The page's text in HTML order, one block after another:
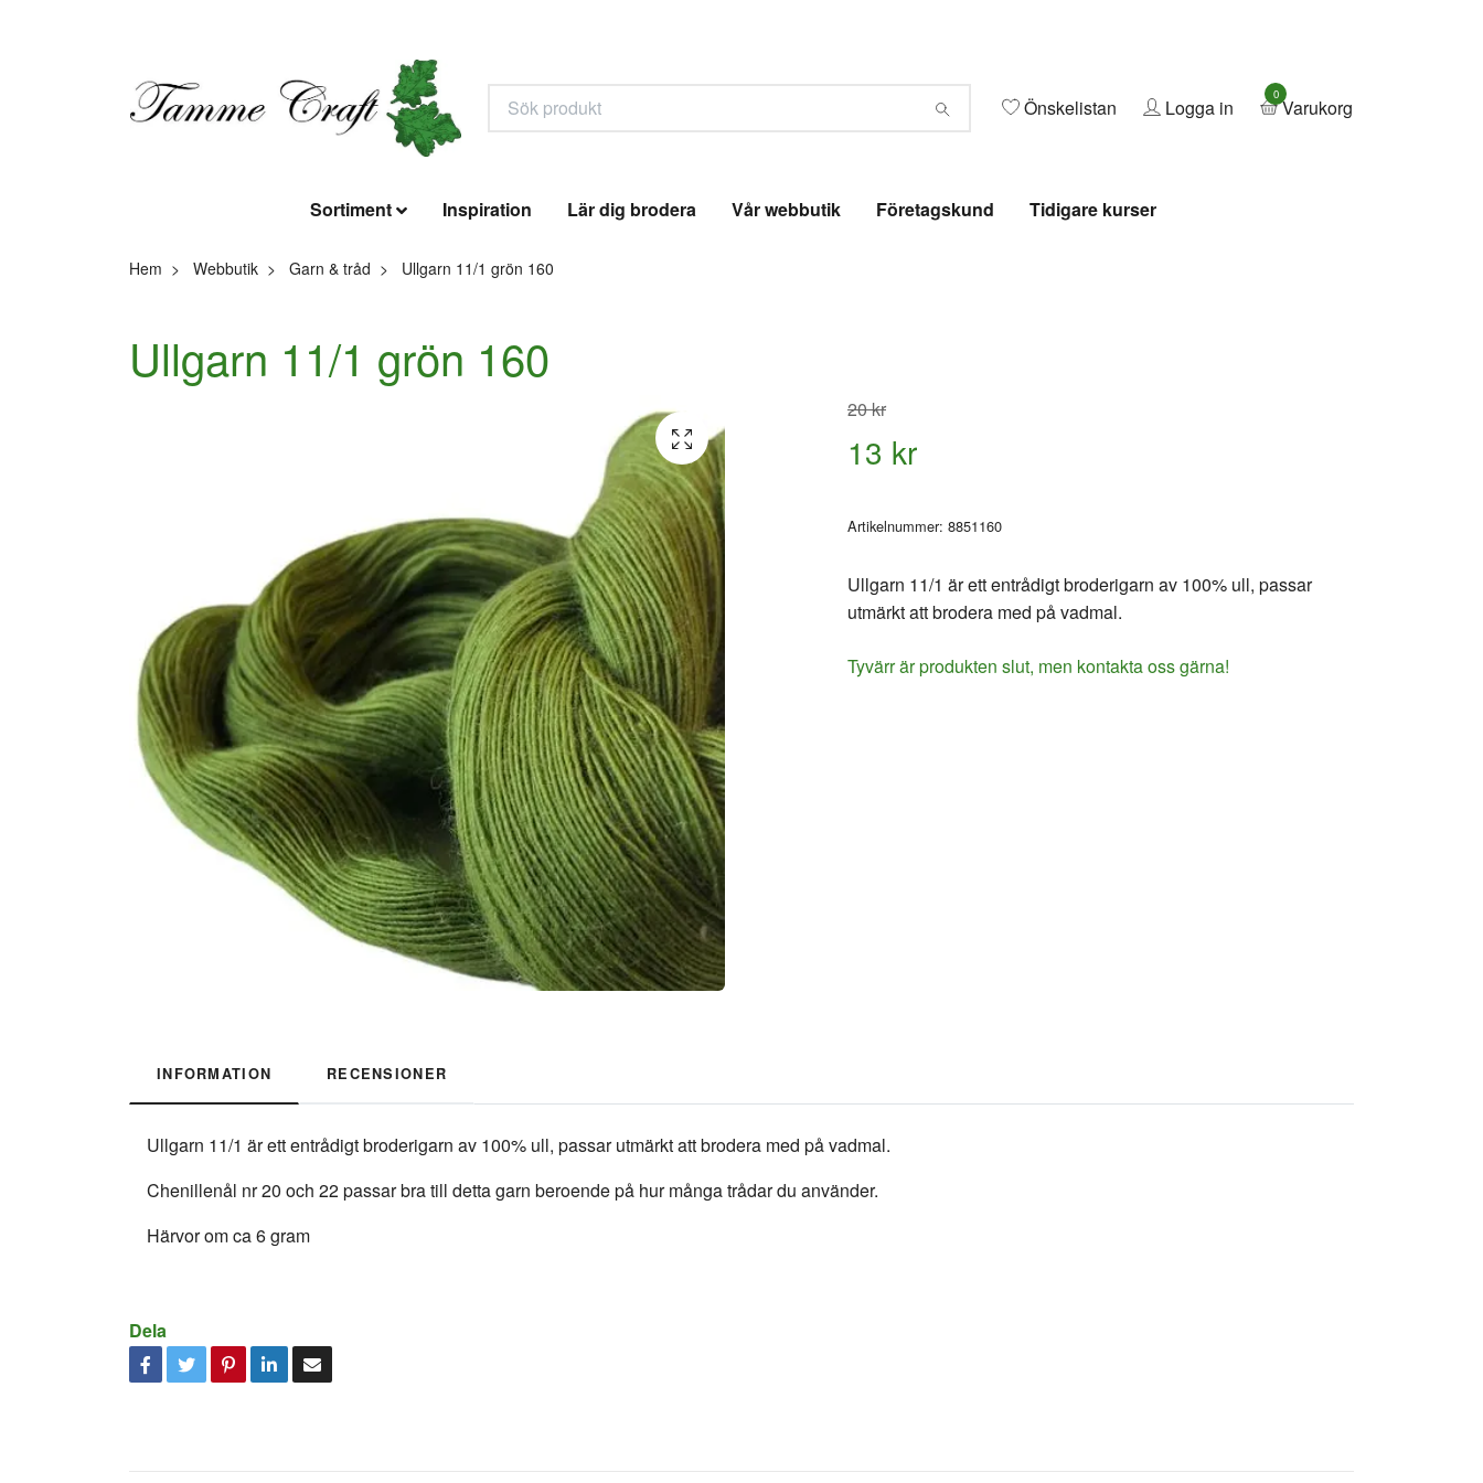
Önskelistan Logga in
0
Varukorg
Sortiment Inspiration Lär dig brodera Vår webbutik Företagskund Tidigare kurser
Hem Webbutik Garn & tråd Ullgarn 11/1 grön 160
Ullgarn 11/1 grön 160
20 kr
13 kr
Artikelnummer: 8851160
Ullgarn 11/1 är ett entrådigt broderigarn av 100% ull, passar
utmärkt att brodera med på vadmal.
Tyvärr är produkten slut, men kontakta oss gärna!
INFORMATION RECENSIONER
Ullgarn 11/1 är ett entrådigt broderigarn av 100% ull, passar utmärkt att brodera med på vadmal.
Chenillenål nr 20 och 22 passar bra till detta garn beroende på hur många trådar du använder.
Härvor om ca 6 gram
Dela